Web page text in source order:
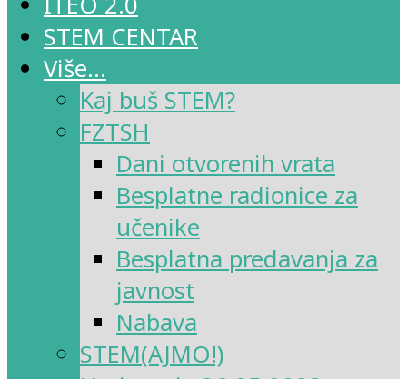
STEM CENTAR
Više…
Kaj buš STEM?
FZTSH
Dani otvorenih vrata
Besplatne radionice za
učenike
Besplatna predavanja za
javnost
Nabava
STEM(AJMO!)